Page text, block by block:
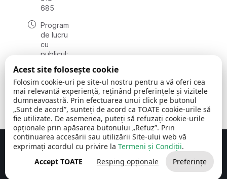
685
Program
de lucru
cu
publicul:
08:00 -
16:30
, vineri:
08:00 -
14:00
Comuna Cerchezu © 2026Toate drepturile rezervate
Concept realizat de Big Media Relații Publice SRL
Acest site folosește cookie
Folosim cookie-uri pe site-ul nostru pentru a vă oferi cea
mai relevantă experiență, reținând preferințele și vizitele
dumneavoastră. Prin efectuarea unui click pe butonul
„Sunt de acord”, sunteți de acord ca TOATE cookie-urile să
fie utilizate. De asemenea, puteți să refuzați cookie-urile
opționale prin apăsarea butonului „Refuz”. Prin
continuarea accesării sau utilizării Site-ului web vă
exprimați acordul cu privire la Termeni și Condiții.
Accept TOATE
Resping opționale Preferințe